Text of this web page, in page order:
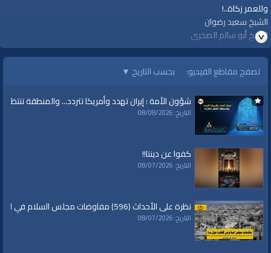
وللعمر زكاة..!
الشيخ سعيد رضوان
الشيخ أبو سالم الصخري
Al-Waqiyah TV
Urgent Dispatch
Hizb ut Tahrir / Wilayah of Jordan
Friday, 28 Rabi Al-Akhar 1440 AH corresponding to 04/01/2019 CE
El-Vakiye Televizyonu
Said Rıdvân (Ebu Imâd) ve Ebu Sâlim Es-Sahrî Adlarındaki İki Şeyh
Hizb-ut Tahrir / Ürdün Vilayeti
https://youtu.be/Ah9VNqGtrz0
قناة الواقية: انحياز إلى مبدأ الأمة
تصفح مقاطع الفيديو: بحسب التاريخ ▼
شؤون الأمة : إيران تهدد وأمريكا تتردد... والمنطقة تنتظر
التاريخ: 08/08/2026
كفوا عن ديننا!!
التاريخ: 08/07/2026
نظرة على الأحداث (596) مفاوضات مجلس السلام في القاهرة حول غزة
التاريخ: 08/07/2026